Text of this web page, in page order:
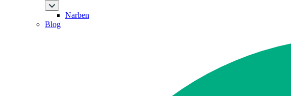
Narben
Blog